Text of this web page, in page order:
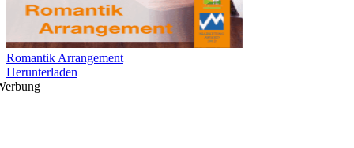
Romantik Arrangement
Herunterladen